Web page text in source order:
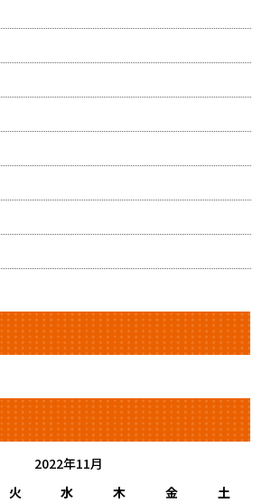
2022年11月
火 水 木 金 土